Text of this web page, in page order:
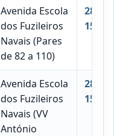
Avenida Escola
dos Fuzileiros
Navais (Pares
de 82 a 110)
2830-
151
Avenida Escola
dos Fuzileiros
Navais (VV
António
2830-
152